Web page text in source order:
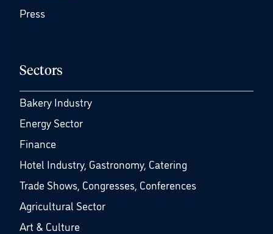
Press
Sectors
Bakery Industry
Energy Sector
Finance
Hotel Industry, Gastronomy, Catering
Trade Shows, Congresses, Conferences
Agricultural Sector
Art & Culture